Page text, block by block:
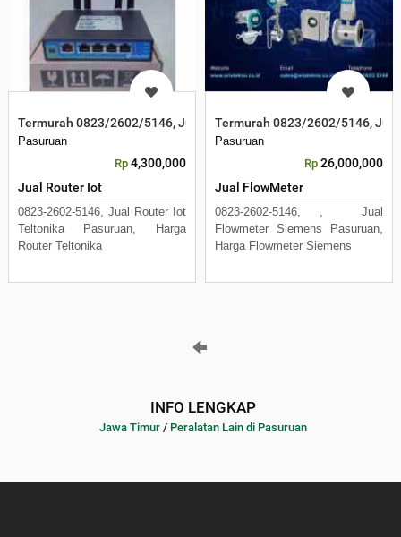
Termurah 0823/2602/5146, Jual Router Iot Teltonika Pasuruan
Pasuruan
Rp 4,300,000
Jual Router Iot
0823-2602-5146, Jual Router Iot
Teltonika Pasuruan, Harga
Router Teltonika
Termurah 0823/2602/5146,
Pasuruan
Rp 26,000,000
Jual FlowMeter
0823-2602-5146, , Jual
Flowmeter Siemens Pasuruan,
Harga Flowmeter Siemens
INFO LENGKAP
Jawa Timur / Peralatan Lain di Pasuruan